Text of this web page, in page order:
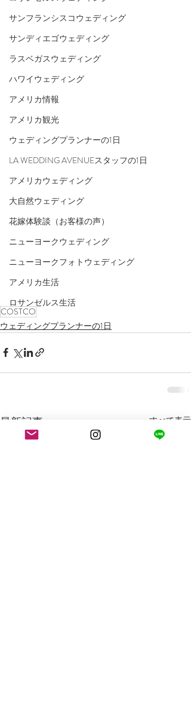
サンフランシスコウェディング
サンディエゴウェディング
ラスベガスウェディング
ハワイウェディング
アメリカ情報
アメリカ観光
ウェディングプランナーの1日
LA WEDDING AVENUEスタッフの1日
アメリカウェディング
大自然ウェディング
花嫁体験談（お客様の声）
ニューヨークウェディング
ニューヨークフォトウェディング
アメリカ生活
ロサンゼルス生活
COSTCO
ウェディングプランナーの1日
最新記事 すべて表示